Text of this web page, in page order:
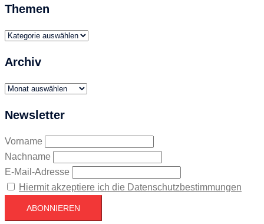
Themen
Themen
Archiv
Archiv
Newsletter
Vorname
Nachname
E-Mail-Adresse
Hiermit akzeptiere ich die Datenschutzbestimmungen